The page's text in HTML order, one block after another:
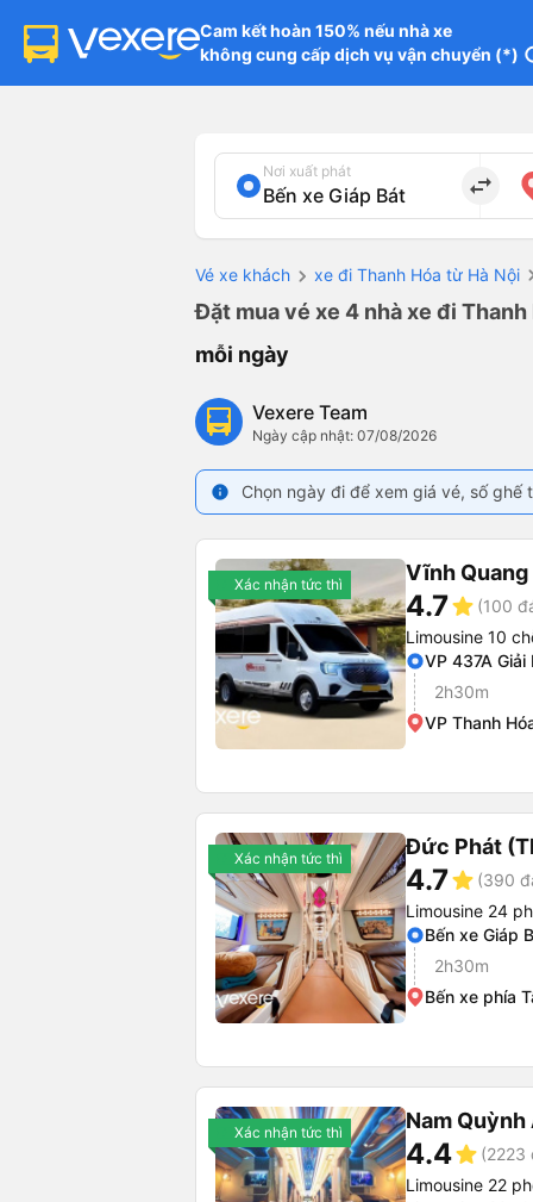
Cam kết hoàn 150% nếu nhà xe
không cung cấp dịch vụ vận chuyển (*)
Nơi xuất phát
import_export
Vé xe khách xe đi Thanh Hóa từ Hà Nội
Đặt mua vé xe 4 nhà xe đi
mỗi ngày
Vexere Team
Ngày cập nhật: 07/08/2026
info Chọn ngày đi để xem giá vé, số
Xác nhận tức thì Vĩnh Quang
4.7star (100
Limousine 10
VP 437A Giải
2h30m
VP Thanh
Xác nhận tức thì Đức Phát
4.7star (390
Limousine 24
Bến xe Giáp
2h30m
Bến xe phía
Xác nhận tức thì Nam Quỳnh
4.4star (2223
Limousine 22